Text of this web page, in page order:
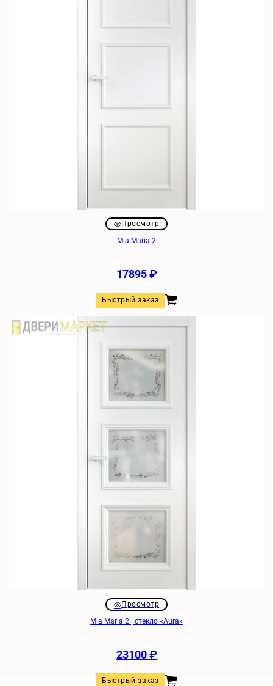
Просмотр
Mia Maria 2
17895₽
Быстрый заказ
Просмотр
Mia Maria 2 | стекло «Aura»
23100₽
Быстрый заказ